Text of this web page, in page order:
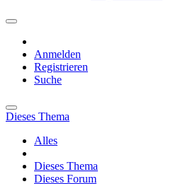
Anmelden
Registrieren
Suche
Dieses Thema
Alles
Dieses Thema
Dieses Forum